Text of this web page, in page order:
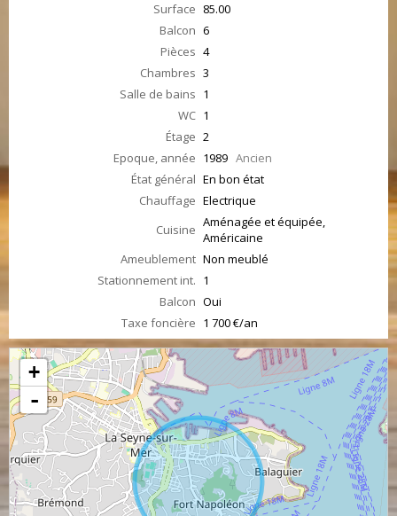
Surface 85.00
Balcon 6
Pièces 4
Chambres 3
Salle de bains 1
WC 1
Étage 2
Epoque, année 1989 Ancien
État général En bon état
Chauffage Electrique
Cuisine Aménagée et équipée,
Américaine
Ameublement Non meublé
Stationnement int. 1
Balcon Oui
Taxe foncière 1 700 €/an
+
-